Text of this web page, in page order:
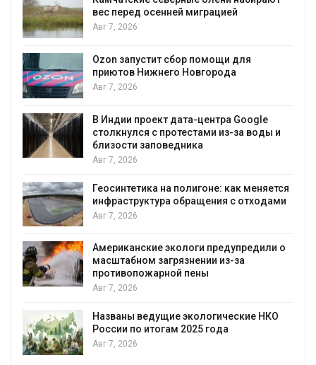
вес перед осенней миграцией
Авг 7, 2026
Ozon запустит сбор помощи для
приютов Нижнего Новгорода
Авг 7, 2026
В Индии проект дата-центра Google
столкнулся с протестами из-за воды и
близости заповедника
Авг 7, 2026
Геосинтетика на полигоне: как меняется
инфраструктура обращения с отходами
Авг 7, 2026
Американские экологи предупредили о
масштабном загрязнении из-за
противопожарной пены
Авг 7, 2026
Названы ведущие экологические НКО
России по итогам 2025 года
Авг 7, 2026